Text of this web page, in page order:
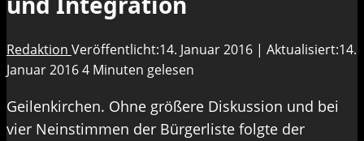
Redaktion Veröffentlicht:14. Januar 2016 | Aktualisiert:14.
Januar 20164 Minuten gelesen
Geilenkirchen. Ohne größere Diskussion und bei
vier Neinstimmen der Bürgerliste folgte der